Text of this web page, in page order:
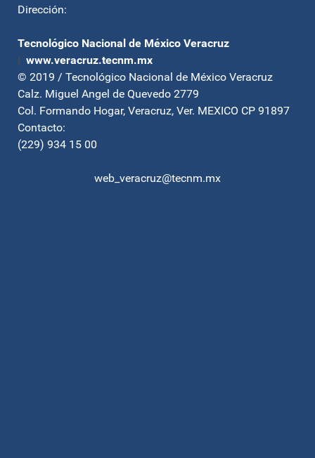
Dirección:
Tecnológico Nacional de México Veracruz
| www.veracruz.tecnm.mx
© 2019 / Tecnológico Nacional de México Veracruz
Calz. Miguel Angel de Quevedo 2779
Col. Formando Hogar, Veracruz, Ver. MEXICO CP 91897
Contacto:
(229) 934 15 00
web_veracruz@tecnm.mx